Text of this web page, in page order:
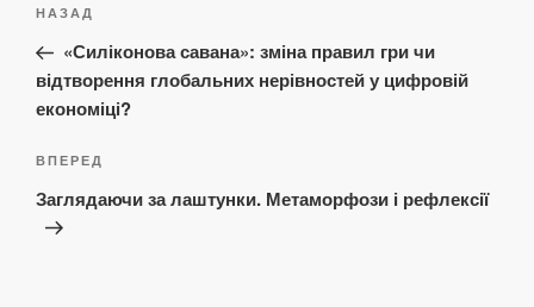
записів
Попередній
запис:
НАЗАД
«Силіконова савана»: зміна правил гри чи
відтворення глобальних нерівностей у цифровій
економіці?
Наступний
запис
ВПЕРЕД
Заглядаючи за лаштунки. Метаморфози і рефлексії